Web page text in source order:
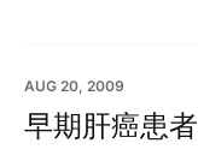
AUG 20, 2009
早期肝癌患